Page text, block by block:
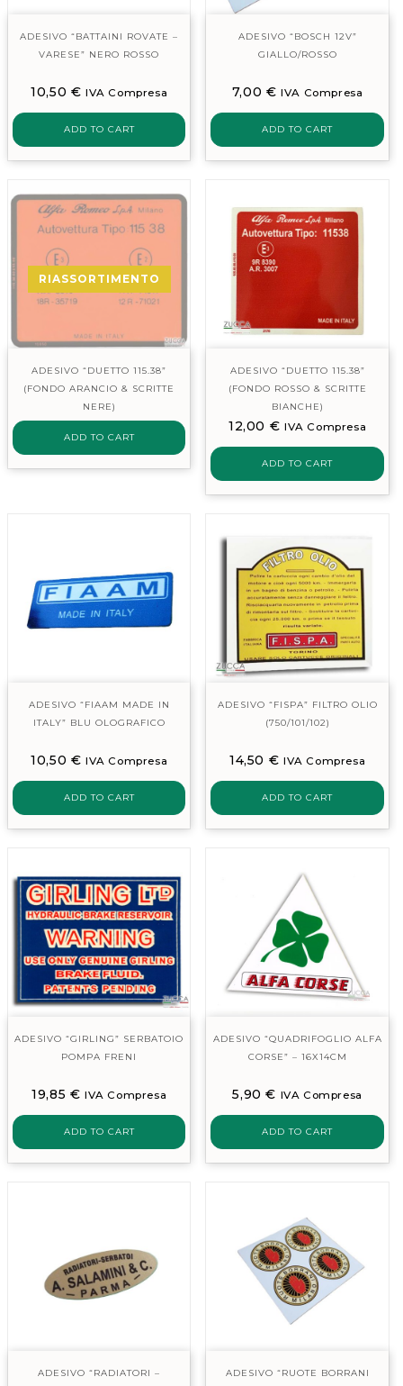
ADESIVO “BATTAINI ROVATE –
VARESE” NERO ROSSO
10,50 € IVA Compresa
ADD TO CART
ADESIVO “BOSCH 12V”
GIALLO/ROSSO
7,00 € IVA Compresa
ADD TO CART
RIASSORTIMENTO
ADESIVO “DUETTO 115.38”
(FONDO ARANCIO & SCRITTE
NERE)
ADD TO CART
ADESIVO “DUETTO 115.38”
(FONDO ROSSO & SCRITTE
BIANCHE)
12,00 € IVA Compresa
ADD TO CART
ADESIVO “FIAAM MADE IN
ITALY” BLU OLOGRAFICO
10,50 € IVA Compresa
ADD TO CART
ADESIVO “FISPA” FILTRO OLIO
(750/101/102)
14,50 € IVA Compresa
ADD TO CART
ADESIVO “GIRLING” SERBATOIO
POMPA FRENI
19,85 € IVA Compresa
ADD TO CART
ADESIVO “QUADRIFOGLIO ALFA
CORSE” – 16X14CM
5,90€ IVA Compresa
ADD TO CART
ADESIVO “RADIATORI –
ADESIVO “RUOTE BORRANI